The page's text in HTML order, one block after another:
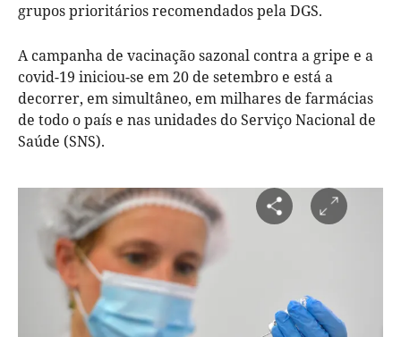
grupos prioritários recomendados pela DGS.
A campanha de vacinação sazonal contra a gripe e a
covid-19 iniciou-se em 20 de setembro e está a
decorrer, em simultâneo, em milhares de farmácias
de todo o país e nas unidades do Serviço Nacional de
Saúde (SNS).